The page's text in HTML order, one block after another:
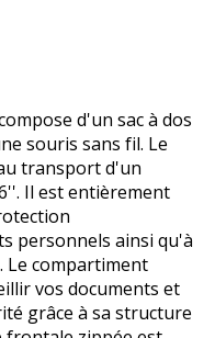
d'un sac à dos
souris sans fil. Le
transport d'un
Il est entièrement
personnels ainsi qu'à
compartiment
vos documents et
grâce à sa structure